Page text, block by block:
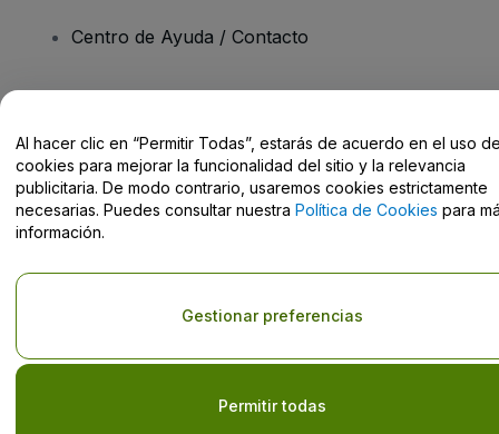
Centro de Ayuda / Contacto
Derechos reservados © viagogo GmbH 2026 Datos de la Empresa
El uso de este sitio web constituye la aceptación de losTérminos y
Condiciones, de la Política de Privacidad, de la
Política de Cookies
y de la Política de Privacidad para Móviles
No compartir mi información personal/Tus opciones de privacidad
Al hacer clic en “Permitir Todas”, estarás de acuerdo en el uso
cookies para mejorar la funcionalidad del sitio y la relevancia
publicitaria. De modo contrario, usaremos cookies estrictamente
necesarias. Puedes consultar nuestra Política de Cookies para
información.
Permitir todas
Gestionar preferencias